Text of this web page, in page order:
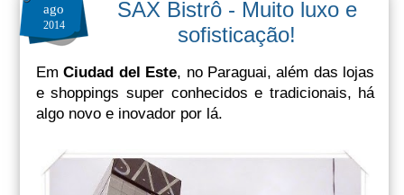
ago
2014
SAX Bistrô - Muito luxo e
sofisticação!
EmCiudad del Este, no Paraguai, além das lojas
e shoppings super conhecidos e tradicionais, há
algo novo e inovador por lá.